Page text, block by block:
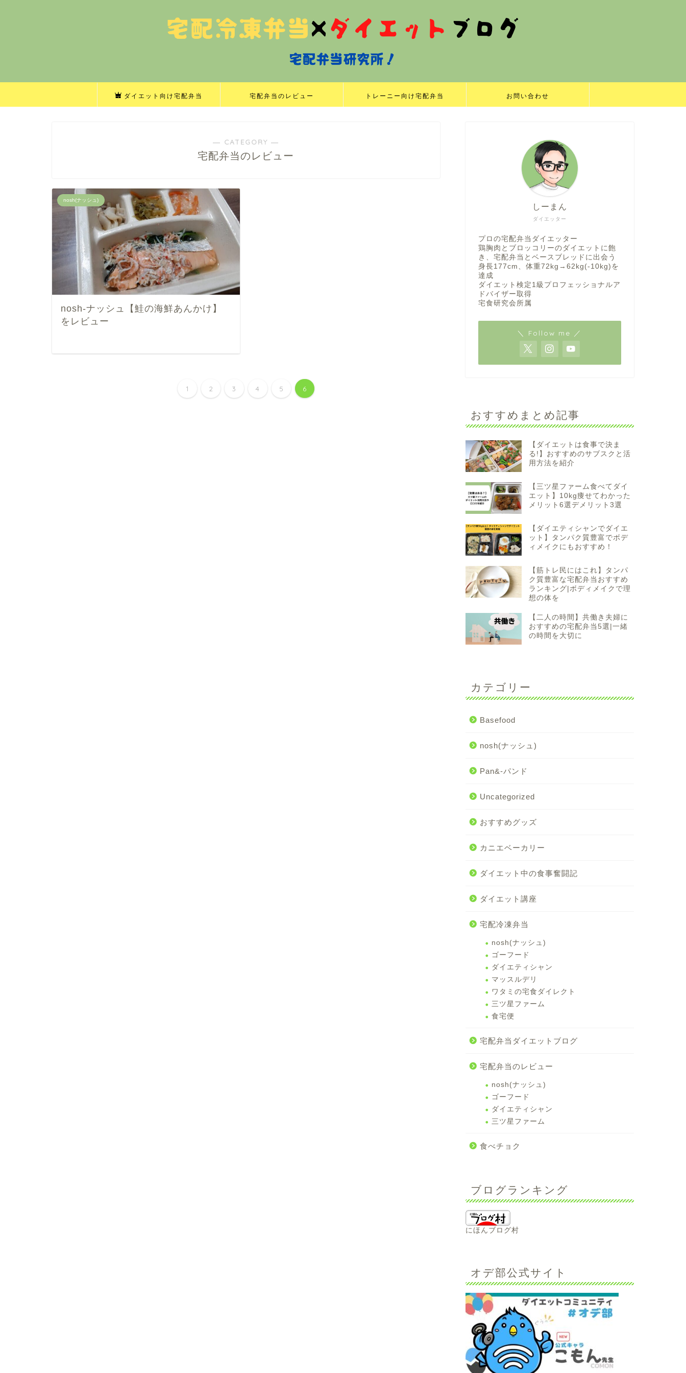
ダイエット向け宅配弁当 宅配弁当のレビュー トレーニー向け宅配弁当 お問い合わせ
― CATEGORY ―
宅配弁当のレビュー
nosh(ナッシュ)
nosh-ナッシュ【鮭の海鮮あんかけ】
をレビュー
1 2 3 4 5 6
ダイエッター
しーまん
プロの宅配弁当ダイエッター
鶏胸肉とブロッコリーのダイエットに飽
き、宅配弁当とベースブレッドに出会う
身長177cm、体重72kg→62kg(-10kg)を
達成
ダイエット検定1級プロフェッショナルア
ドバイザー取得
宅食研究会所属
＼ Follow me ／
おすすめまとめ記事
【ダイエットは食事で決ま
る!】おすすめのサブスクと活
用方法を紹介
【三ツ星ファーム食べてダイ
エット】10kg痩せてわかった
メリット6選デメリット3選
【ダイエティシャンでダイエ
ット】タンパク質豊富でボデ
ィメイクにもおすすめ！
【筋トレ民にはこれ】タンパ
ク質豊富な宅配弁当おすすめ
ランキング|ボディメイクで理
想の体を
【二人の時間】共働き夫婦に
おすすめの宅配弁当5選|一緒
の時間を大切に
カテゴリー
Basefood
nosh(ナッシュ)
Pan&-パンド
Uncategorized
おすすめグッズ
カニエベーカリー
ダイエット中の食事奮闘記
ダイエット講座
宅配冷凍弁当
nosh(ナッシュ)
ゴーフード
ダイエティシャン
マッスルデリ
ワタミの宅食ダイレクト
三ツ星ファーム
食宅便
宅配弁当ダイエットブログ
宅配弁当のレビュー
nosh(ナッシュ)
ゴーフード
ダイエティシャン
三ツ星ファーム
食べチョク
ブログランキング
にほんブログ村
オデ部公式サイト